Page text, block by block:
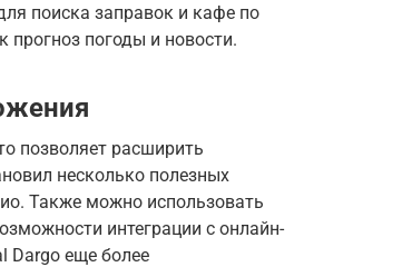
поиска заправок и кафе по
прогноз погоды и новости.
позволяет расширить
несколько полезных
Также можно использовать
интеграции с онлайн-
Dargo еще более